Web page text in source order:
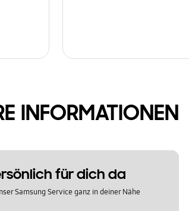
INFORMATIONEN
für dich da
Samsung Service ganz in deiner Nähe